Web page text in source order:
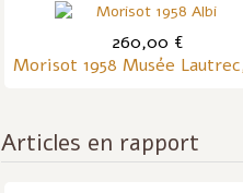
260,00 €
Morisot 1958 Musée
Articles en rapport